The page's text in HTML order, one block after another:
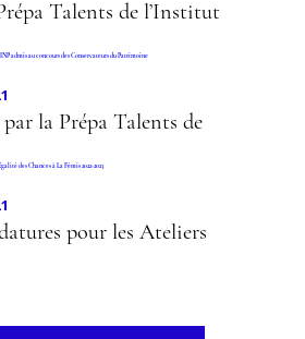
Talents de l’Institut
par la Prépa Talents de
pour les Ateliers